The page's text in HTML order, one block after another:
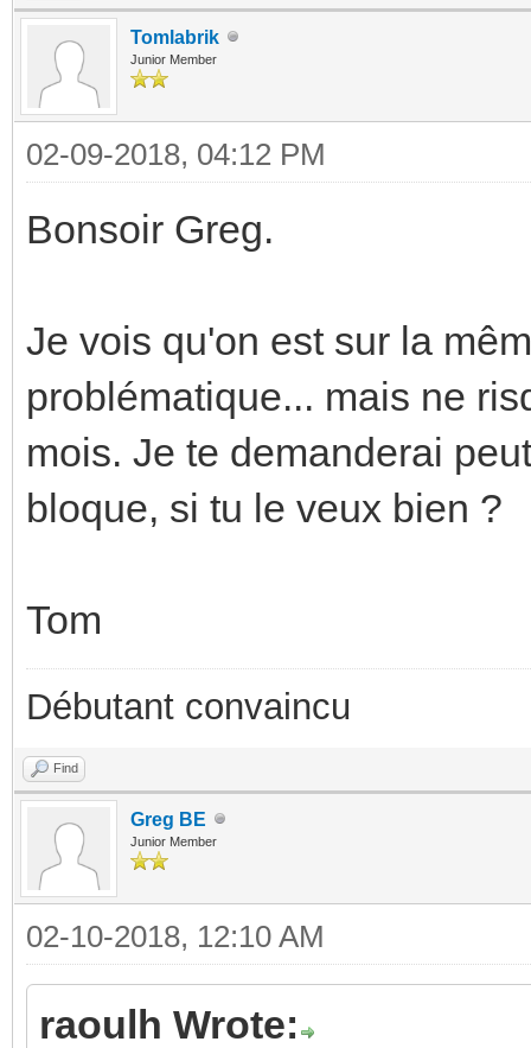
Tomlabrik
Junior Member
02-09-2018, 04:12 PM
Bonsoir Greg.
Je vois qu'on est sur la
problématique... mais ne
mois. Je te demanderai
bloque, si tu le veux bien ?
Tom
Débutant convaincu
Find
Greg BE
Junior Member
02-10-2018, 12:10 AM
raoulh Wrote: